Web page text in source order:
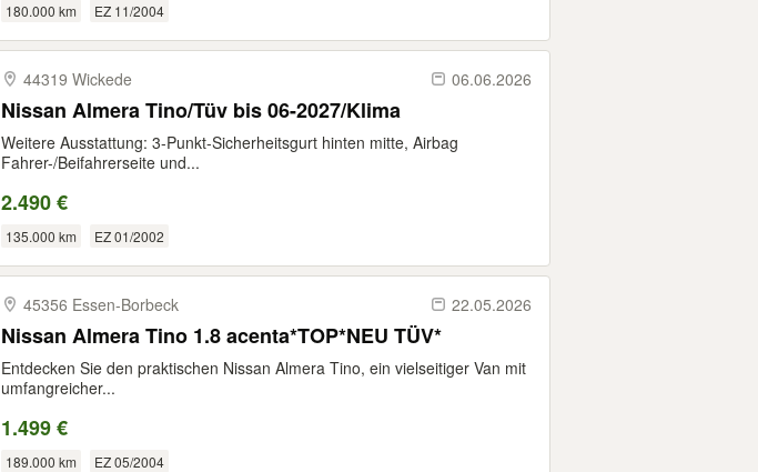
180.000 km EZ 11/2004
44319 Wickede 06.06.2026
Nissan Almera Tino/Tüv bis 06-2027/Klima
Weitere Ausstattung: 3-Punkt-Sicherheitsgurt hinten mitte, Airbag
Fahrer-/Beifahrerseite und...
2.490 €
135.000 km EZ 01/2002
45356 Essen-​Borbeck 22.05.2026
Nissan Almera Tino 1.8 acenta*TOP*NEU TÜV*
Entdecken Sie den praktischen Nissan Almera Tino, ein vielseitiger Van mit
umfangreicher...
1.499 €
189.000 km EZ 05/2004